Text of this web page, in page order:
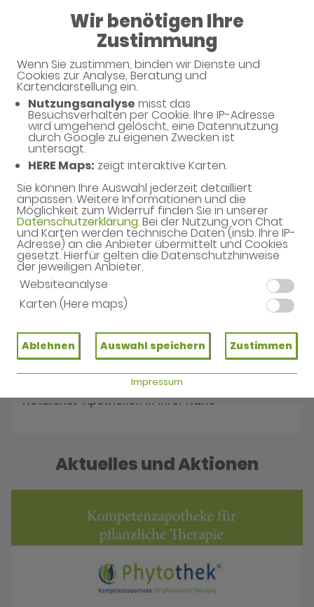
Wir benötigen Ihre
Zustimmung
Wenn Sie zustimmen, binden wir Dienste und
Cookies zur Analyse, Beratung und
Kartendarstellung ein.
Nutzungsanalyse misst das
Besuchsverhalten per Cookie. Ihre IP-Adresse
wird umgehend gelöscht, eine Datennutzung
durch Google zu eigenen Zwecken ist
untersagt.
HERE Maps: zeigt interaktive Karten.
Sie können Ihre Auswahl jederzeit detailliert
anpassen. Weitere Informationen und die
Möglichkeit zum Widerruf finden Sie in unserer
Datenschutzerklärung. Bei der Nutzung von Chat
und Karten werden technische Daten (insb. Ihre IP-
Adresse) an die Anbieter übermittelt und Cookies
gesetzt. Hierfür gelten die Datenschutzhinweise
der jeweiligen Anbieter.
Websiteanalyse
Karten (Here maps)
Ablehnen Auswahl speichern Zustimmen
Impressum
08:00 - 19:00
Willkommen in Ihrer Apotheke
Ihre Gesundheitsberatung vor Ort
Unverbindliche Reservierung
Notdienst-Apotheken in Ihrer Nähe
Aktuelles und Aktionen